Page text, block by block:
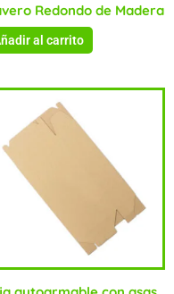
Redondo de Madera
al carrito